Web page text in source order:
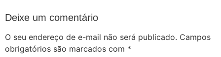
Deixe um comentário
O seu endereço de e-mail não será publicado. Campos
obrigatórios são marcados com *